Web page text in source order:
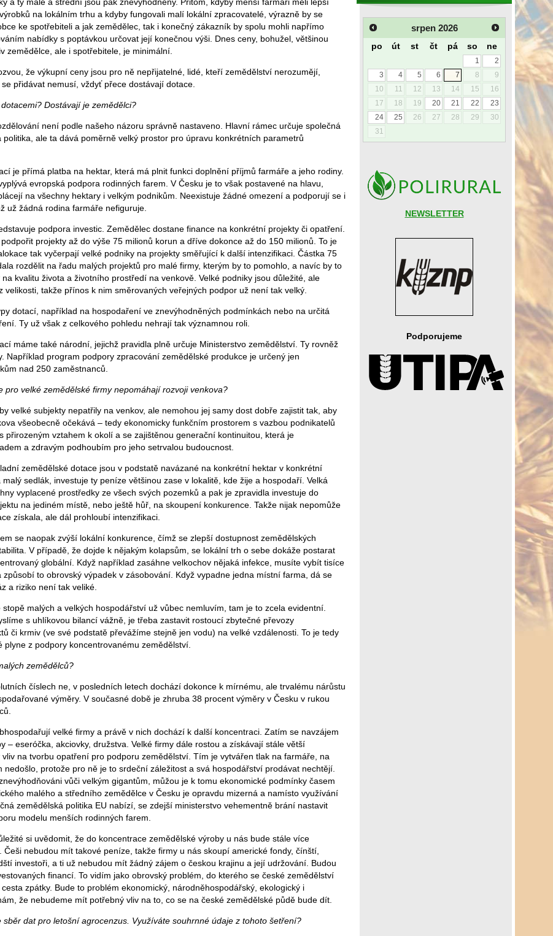
na lokálním trhu a kdyby fungovali malí lokální zpracovatelé, výrazně by se
ke spotřebiteli a jak zemědělec, tak i konečný zákazník by spolu mohli napřímo
nabídky s poptávkou určovat její konečnou výši. Dnes ceny, bohužel, většinou
zemědělce, ale i spotřebitele, je minimální.
že výkupní ceny jsou pro ně nepřijatelné, lidé, kteří zemědělství nerozumějí,
přidávat nemusí, vždyť přece dostávají dotace.
Dostávají je zemědělci?
není podle našeho názoru správně nastaveno. Hlavní rámec určuje společná
politika, ale ta dává poměrně velký prostor pro úpravu konkrétních parametrů
je přímá platba na hektar, která má plnit funkci doplnění příjmů farmáře a jeho rodiny.
evropská podpora rodinných farem. V Česku je to však postavené na hlavu,
na všechny hektary i velkým podnikům. Neexistuje žádné omezení a podporují se i
už žádná rodina farmáře nefiguruje.
podpora investic. Zemědělec dostane finance na konkrétní projekty či opatření.
projekty až do výše 75 milionů korun a dříve dokonce až do 150 milionů. To je
tak vyčerpají velké podniky na projekty směřující k další intenzifikaci. Částka 75
rozdělit na řadu malých projektů pro malé firmy, kterým by to pomohlo, a navíc by to
kvalitu života a životního prostředí na venkově. Velké podniky jsou důležité, ale
velikosti, takže přínos k nim směrovaných veřejných podpor už není tak velký.
dotací, například na hospodaření ve znevýhodněných podmínkách nebo na určitá
Ty už však z celkového pohledu nehrají tak významnou roli.
máme také národní, jejichž pravidla plně určuje Ministerstvo zemědělství. Ty rovněž
Například program podpory zpracování zemědělské produkce je určený jen
nad 250 zaměstnanců.
pro velké zemědělské firmy nepomáhají rozvoji venkova?
velké subjekty nepatřily na venkov, ale nemohou jej samy dost dobře zajistit tak, aby
všeobecně očekává – tedy ekonomicky funkčním prostorem s vazbou podnikatelů
přirozeným vztahem k okolí a se zajištěnou generační kontinuitou, která je
a zdravým podhoubím pro jeho setrvalou budoucnost.
zemědělské dotace jsou v podstatě navázané na konkrétní hektar v konkrétní
sedlák, investuje ty peníze většinou zase v lokalitě, kde žije a hospodaří. Velká
vyplacené prostředky ze všech svých pozemků a pak je zpravidla investuje do
na jediném místě, nebo ještě hůř, na skoupení konkurence. Takže nijak nepomůže
získala, ale dál prohloubí intenzifikaci.
se naopak zvýší lokální konkurence, čímž se zlepší dostupnost zemědělských
V případě, že dojde k nějakým kolapsům, se lokální trh o sebe dokáže postarat
globální. Když například zasáhne velkochov nějaká infekce, musíte vybít tisíce
způsobí to obrovský výpadek v zásobování. Když vypadne jedna místní farma, dá se
a riziko není tak veliké.
malých a velkých hospodářství už vůbec nemluvím, tam je to zcela evidentní.
s uhlíkovou bilancí vážně, je třeba zastavit rostoucí zbytečné převozy
či krmiv (ve své podstatě převážíme stejně jen vodu) na velké vzdálenosti. To je tedy
plyne z podpory koncentrovanému zemědělství.
zemědělců?
číslech ne, v posledních letech dochází dokonce k mírnému, ale trvalému nárůstu
výměry. V současné době je zhruba 38 procent výměry v Česku v rukou
velké firmy a právě v nich dochází k další koncentraci. Zatím se navzájem
– eseróčka, akciovky, družstva. Velké firmy dále rostou a získávají stále větší
vliv na tvorbu opatření pro podporu zemědělství. Tím je vytvářen tlak na farmáře, na
nedošlo, protože pro ně je to srdeční záležitost a svá hospodářství prodávat nechtějí.
vůči velkým gigantům, můžou je k tomu ekonomické podmínky časem
malého a středního zemědělce v Česku je opravdu mizerná a namísto využívání
zemědělská politika EU nabízí, se zdejší ministerstvo vehementně brání nastavit
modelu menších rodinných farem.
si uvědomit, že do koncentrace zemědělské výroby u nás bude stále více
Češi nebudou mít takové peníze, takže firmy u nás skoupí americké fondy, čínští,
investoři, a ti už nebudou mít žádný zájem o českou krajinu a její udržování. Budou
financí. To vidím jako obrovský problém, do kterého se české zemědělství
zpátky. Bude to problém ekonomický, národněhospodářský, ekologický i
že nebudeme mít potřebný vliv na to, co se na české zemědělské půdě bude dít.
sběr dat pro letošní agrocenzus. Využíváte souhrnné údaje z tohoto šetření?
srpen 2026
po út st čt pá so ne
1
2
3
4 5 6 7 8
9
10
11 12 13 14 15
16
17
18 19 20 21 22
23
24
25 26 27 28 29
30
31
NEWSLETTER
Podporujeme